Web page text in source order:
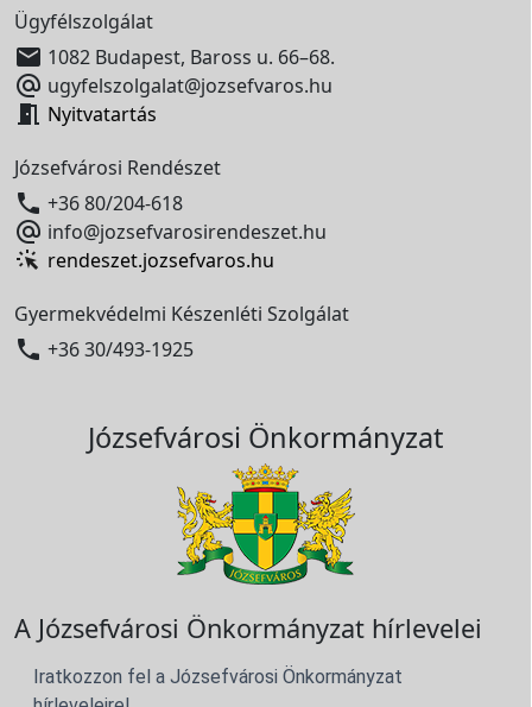
Ügyfélszolgálat
 1082 Budapest, Baross u. 66–68.
 ugyfelszolgalat@jozsefvaros.hu
 Nyitvatartás
Józsefvárosi Rendészet
 +36 80/204-618
 info@jozsefvarosirendeszet.hu
rendeszet.jozsefvaros.hu
Gyermekvédelmi Készenléti Szolgálat
 +36 30/493-1925
Józsefvárosi Önkormányzat
A Józsefvárosi Önkormányzat hírlevelei
Iratkozzon fel a Józsefvárosi Önkormányzat